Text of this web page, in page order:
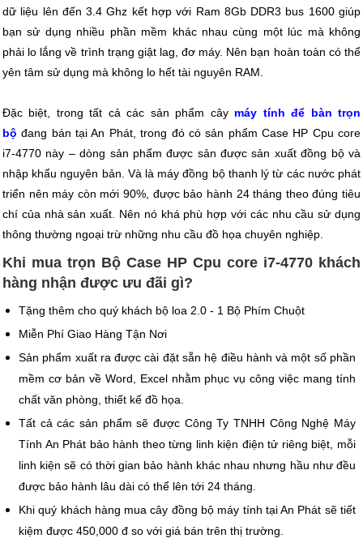
dữ liệu lên đến 3.4 Ghz kết hợp với Ram 8Gb DDR3 bus 1600 giúp
bạn sử dụng nhiều phần mềm khác nhau cùng một lúc mà không
phải lo lắng về trình trạng giật lag, đơ máy. Nên bạn hoàn toàn có thể
yên tâm sử dụng mà không lo hết tài nguyên RAM.
Đặc biệt, trong tất cả các sản phẩm cây máy tính để bàn trọn
bộ đang bán tại An Phát, trong đó có sản phẩm Case HP Cpu core
i7-4770 này – dòng sản phẩm được sản được sản xuất đồng bộ và
nhập khẩu nguyên bản. Và là máy đồng bộ thanh lý từ các nước phát
triển nên máy còn mới 90%, được bảo hành 24 tháng theo đúng tiêu
chí của nhà sản xuất. Nên nó khá phù hợp với các nhu cầu sử dụng
thông thường ngoại trừ những nhu cầu đồ họa chuyên nghiệp.
Khi mua trọn Bộ Case HP Cpu core i7-4770 khách
hàng nhận được ưu đãi gì?
Tặng thêm cho quý khách bộ loa 2.0 - 1 Bộ Phím Chuột
Miễn Phí Giao Hàng Tận Nơi
Sản phẩm xuất ra được cài đặt sẵn hệ điều hành và một số phần
mềm cơ bản về Word, Excel nhằm phục vụ công việc mang tính
chất văn phòng, thiết kế đồ họa.
Tất cả các sản phẩm sẽ được Công Ty TNHH Công Nghệ Máy
Tính An Phát bảo hành theo từng linh kiện điện tử riêng biệt, mỗi
linh kiện sẽ có thời gian bảo hành khác nhau nhưng hầu như đều
được bảo hành lâu dài có thể lên tới 24 tháng.
Khi quý khách hàng mua cây đồng bộ máy tính tại An Phát sẽ tiết
kiệm được 450,000 đ so với giá bán trên thị trường.